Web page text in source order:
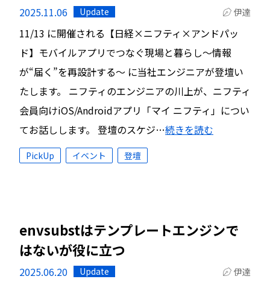
2025.11.06 Update 伊達
11/13 に開催される【日経×ニフティ×アンドパッ
ド】モバイルアプリでつなぐ現場と暮らし〜情報
が“届く”を再設計する〜 に当社エンジニアが登壇い
たします。 ニフティのエンジニアの川上が、ニフティ
会員向けiOS/Androidアプリ「マイ ニフティ」につい
てお話しします。 登壇のスケジ…続きを読む
PickUp イベント 登壇
envsubstはテンプレートエンジンで
はないが役に立つ
2025.06.20 Update 伊達